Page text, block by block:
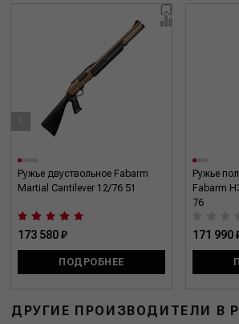
Ружье двуствольное Fabarm
Martial Cantilever 12/76 51
173 580 ₽
ПОДРОБНЕЕ
Ружье
Fabarm
76
171 990
‹
ДРУГИЕ ПРОИЗВОДИТЕЛИ В